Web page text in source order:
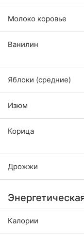
Молоко коровье
Ванилин
Яблоки (средние)
Изюм
Корица
Дрожжи
Калории